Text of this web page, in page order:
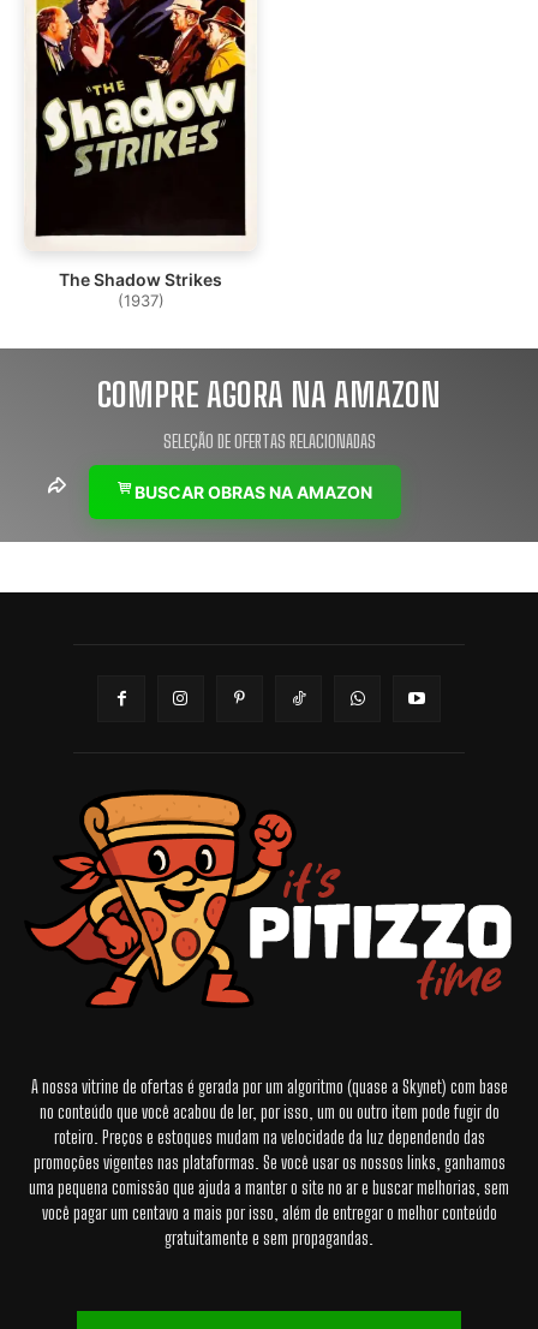
The Shadow Strikes
(1937)
COMPRE AGORA NA AMAZON
SELEÇÃO DE OFERTAS RELACIONADAS
BUSCAR OBRAS NA AMAZON
A nossa vitrine de ofertas é gerada por um algoritmo (quase a Skynet) com base
no conteúdo que você acabou de ler, por isso, um ou outro item pode fugir do
roteiro. Preços e estoques mudam na velocidade da luz dependendo das
promoções vigentes nas plataformas. Se você usar os nossos links, ganhamos
uma pequena comissão que ajuda a manter o site no ar e buscar melhorias, sem
você pagar um centavo a mais por isso, além de entregar o melhor conteúdo
gratuitamente e sem propagandas.